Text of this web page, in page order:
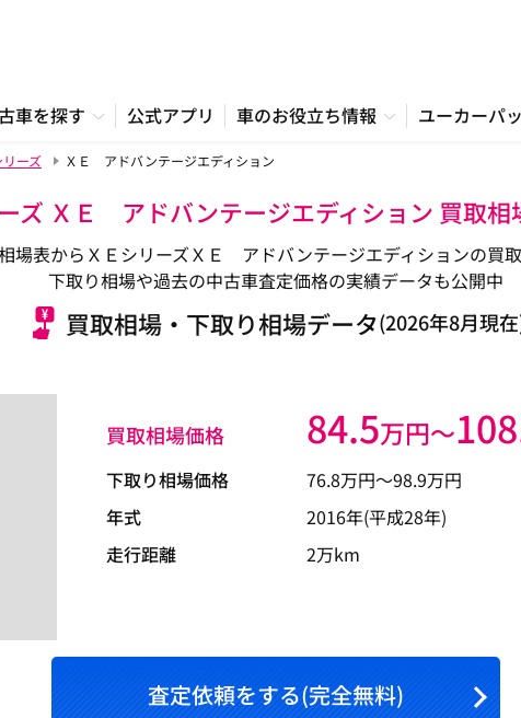
車を探す 公式アプリ 車のお役立ち情報 ユーカーパ
リーズ ＸＥ アドバンテージエディション
ズ ＸＥ アドバンテージエディション 買取
場表からＸＥシリーズＸＥ アドバンテージエディションの買取
下取り相場や過去の中古車査定価格の実績データも公開中
買取相場・下取り相場データ(2026年8月現
買取相場価格 84.5万円〜
下取り相場価格 76.8万円〜98.9万円
年式
2016年(平成28年)
走行距離
2万km
査定依頼をする(完全無料)